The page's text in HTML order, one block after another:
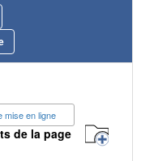
mise en ligne
de la page